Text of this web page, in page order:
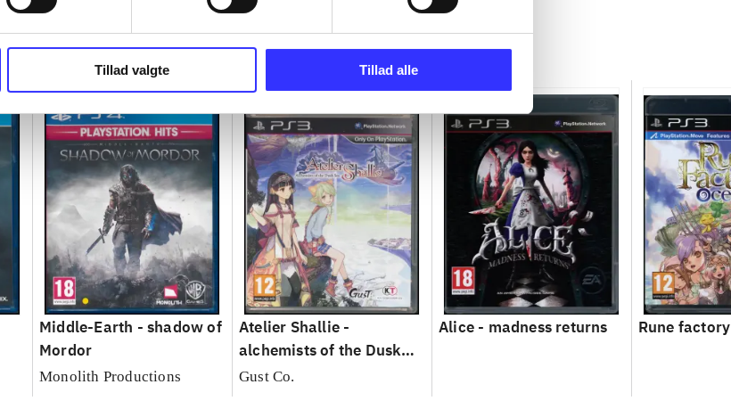
Tillad valgte Tillad alle
Middle-Earth - shadow of
Mordor
Monolith Productions
Atelier Shallie -
alchemists of the Dusk
Sea
Gust Co.
Alice - madness returns Rune